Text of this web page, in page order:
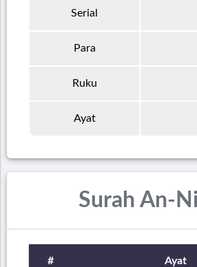
Serial
Para
Ruku
Ayat
Surah An-
# Ayat